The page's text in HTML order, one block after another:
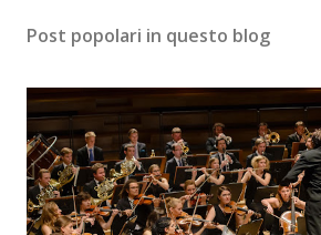
Post popolari in questo blog